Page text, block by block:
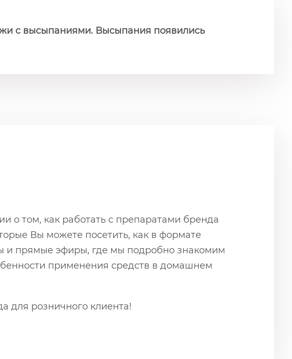
с высыпаниями. Высыпания появились
о том, как работать с препаратами бренда
Вы можете посетить, как в формате
и прямые эфиры, где мы подробно знакомим
применения средств в домашнем
для розничного клиента!